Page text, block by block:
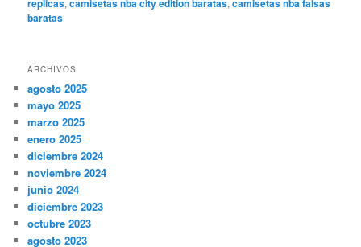
replicas,camisetas nba city edition baratas,camisetas nba falsas
baratas
ARCHIVOS
agosto 2025
mayo 2025
marzo 2025
enero 2025
diciembre 2024
noviembre 2024
junio 2024
diciembre 2023
octubre 2023
agosto 2023